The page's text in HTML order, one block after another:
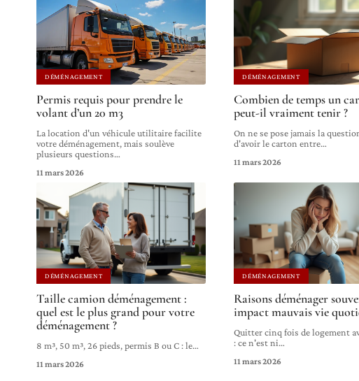
DÉMÉNAGEMENT
Permis requis pour prendre le
volant d’un 20 m3
La location d'un véhicule utilitaire facilite
votre déménagement, mais soulève
plusieurs questions…
11 mars 2026
DÉMÉNAGEMENT
Combien de temps un
peut-il vraiment tenir ?
On ne se pose jamais la
d'avoir le carton entre…
11 mars 2026
DÉMÉNAGEMENT
Taille camion déménagement :
quel est le plus grand pour votre
déménagement ?
8 m³, 50 m³, 26 pieds, permis B ou C : le…
11 mars 2026
DÉMÉNAGEMENT
Raisons déménager
impact mauvais vie
Quitter cinq fois de logement
: ce n'est ni…
11 mars 2026